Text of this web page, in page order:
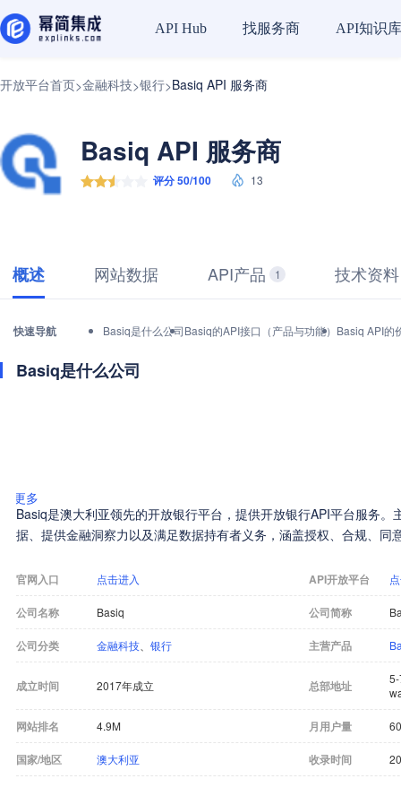
API Hub 找服务商 API知识库
开放平台首页>金融科技>银行>Basiq API 服务商
Basiq API 服务商
评分 50/100 13
概述 网站数据 API产品 1 技术资料
快速导航 Basiq是什么公司Basiq的API接口（产品与功能） Basiq API的
Basiq是什么公司
更多
Basiq是澳大利亚领先的开放银行平台，提供开放银行API平台服务。
据、提供金融洞察力以及满足数据持有者义务，涵盖授权、合规、同
官网入口 点击进入 API开放平台
公司名称 Basiq 公司简称
公司分类 金融科技 银行 主营产品
成立时间 2017年成立 总部地址
网站排名 4.9M 月用户量
国家/地区 澳大利亚 收录时间